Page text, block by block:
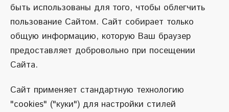
быть использованы для того, чтобы облегчить
пользование Сайтом. Сайт собирает только
общую информацию, которую Ваш браузер
предоставляет добровольно при посещении
Сайта.
Сайт применяет стандартную технологию
"cookies" ("куки") для настройки стилей